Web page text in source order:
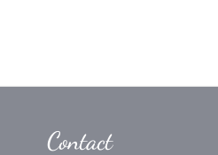
Contact